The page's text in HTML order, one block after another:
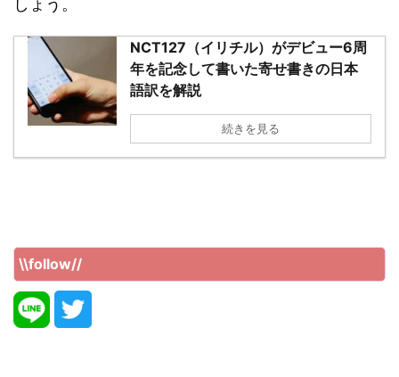
しょう。
NCT127（イリチル）がデビュー6周
年を記念して書いた寄せ書きの日本
語訳を解説
続きを見る
\\follow//